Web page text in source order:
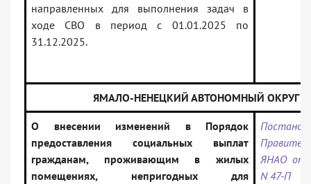
направленных для выполнения задач в
ходе СВО в период с 01.01.2025 по
31.12.2025.
ЯМАЛО-НЕНЕЦКИЙ АВТОНОМНЫЙ ОКРУГ
О внесении изменений в Порядок
предоставления социальных выплат
гражданам, проживающим в жилых
помещениях, непригодных для
ЯНАО от
N 47-П